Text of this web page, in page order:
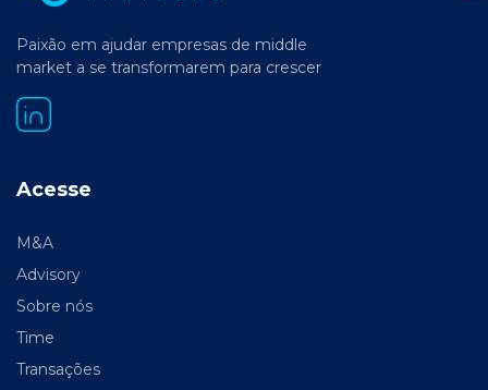
Paixão em ajudar empresas de middle
market a se transformarem para crescer
Acesse
M&A
Advisory
Sobre nós
Time
Transações